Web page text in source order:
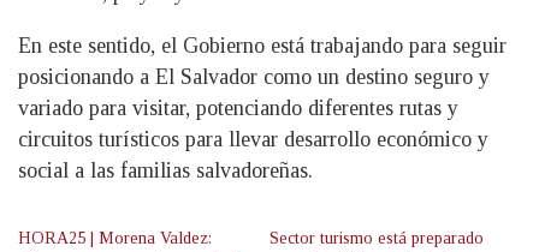
En este sentido, el Gobierno está trabajando para seguir
posicionando a El Salvador como un destino seguro y
variado para visitar, potenciando diferentes rutas y
circuitos turísticos para llevar desarrollo económico y
social a las familias salvadoreñas.
HORA25 | Morena Valdez:
Sector turismo está preparado